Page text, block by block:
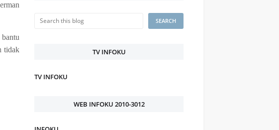
tidak
TV INFOKU
TV INFOKU
WEB INFOKU 2010-3012